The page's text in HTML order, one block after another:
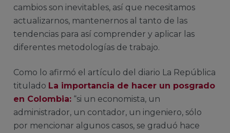
cambios son inevitables, así que necesitamos
actualizarnos, mantenernos al tanto de las
tendencias para así comprender y aplicar las
diferentes metodologías de trabajo.
Como lo afirmó el artículo del diario La República
titulado La importancia de hacer un posgrado
en Colombia: “si un economista, un
administrador, un contador, un ingeniero, sólo
por mencionar algunos casos, se graduó hace